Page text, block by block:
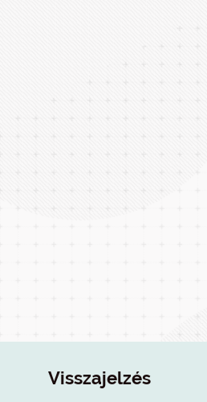
Visszajelzés